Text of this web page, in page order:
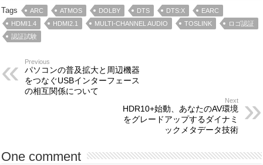
Tags ARC ATMOS DOLBY DTS DTS:X
EARC
HDMI1.4
HDMI2.1 MULTI-CHANNEL AUDIO TOSLINK
ロゴ認証
認証試験
Previous
パソコンの普及拡大と周辺機器
をつなぐUSBインターフェース
の相互関係について
Next
HDR10+始動、あなたのAV環境
をグレードアップするダイナミ
ックメタデータ技術
One comment